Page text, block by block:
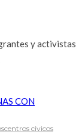
y activistas
centros civicos